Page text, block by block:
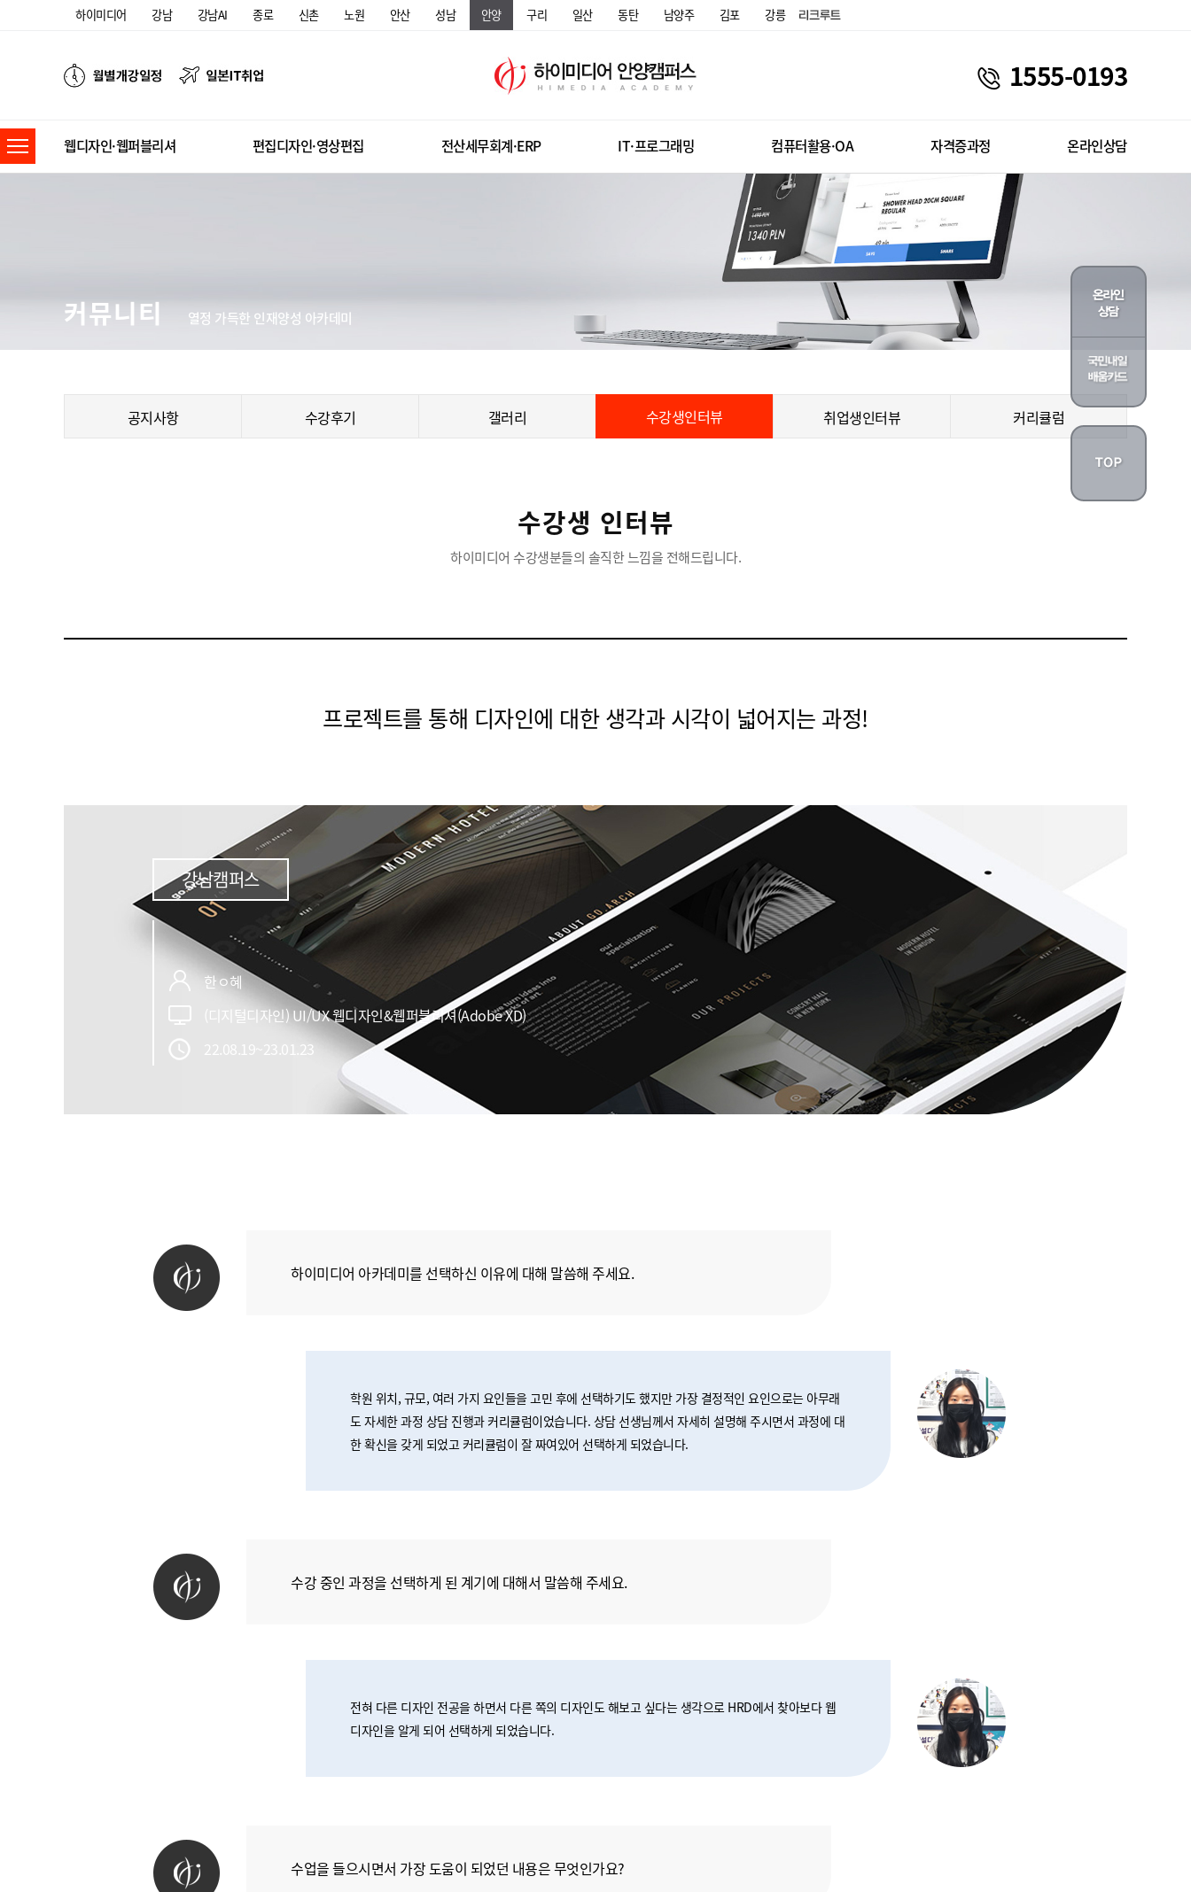
하이미디어 강남 강남AI 종로 신촌 노원 안산 성남 안양 구리 일산 동탄 남양주 김포 강릉
1555-0193
웹디자인·웹퍼블리셔 편집디자인·영상편집 전산세무회계·ERP IT·프로그래밍 컴퓨터활용·OA 자격증과정 온라인상담
커뮤니티 열정 가득한 인재양성 아카데미
공지사항 수강후기 갤러리 수강생인터뷰 취업생인터뷰 커리큘럼
수강생 인터뷰
하이미디어 수강생분들의 솔직한 느낌을 전해드립니다.
프로젝트를 통해 디자인에 대한 생각과 시각이 넓어지는 과정!
강남캠퍼스
한ㅇ혜
(디지털디자인) UI/UX 웹디자인&웹퍼블리셔(Adobe XD)
22.08.19~23.01.23
하이미디어 아카데미를 선택하신 이유에 대해 말씀해 주세요.
학원 위치, 규모, 여러 가지 요인들을 고민 후에 선택하기도 했지만 가장 결정적인 요인으로는 아무래
도 자세한 과정 상담 진행과 커리큘럼이었습니다. 상담 선생님께서 자세히 설명해 주시면서 과정에 대
한 확신을 갖게 되었고 커리큘럼이 잘 짜여있어 선택하게 되었습니다.
수강 중인 과정을 선택하게 된 계기에 대해서 말씀해 주세요.
전혀 다른 디자인 전공을 하면서 다른 쪽의 디자인도 해보고 싶다는 생각으로 HRD에서 찾아보다 웹
디자인을 알게 되어 선택하게 되었습니다.
수업을 들으시면서 가장 도움이 되었던 내용은 무엇인가요?